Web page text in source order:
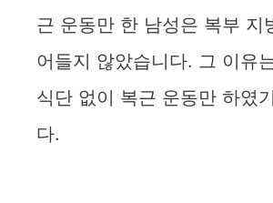
근 운동만 한 남성은 복부 지
어들지 않았습니다. 그 이유
식단 없이 복근 운동만 하였
다.